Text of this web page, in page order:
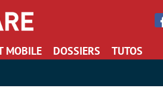
MOBILE DOSSIERS TUTOS